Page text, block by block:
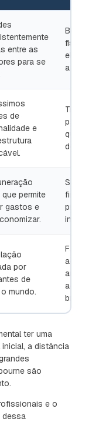
entre as
para se
Bem-estar
físico e
elevado
a estadia.
de
e
para
qualquer
do dia ou
permite
gastos e
financeira
projeto de
por
de
mundo.
Facilidade
ambiente
acolhedor
brasileiros.
ter uma
a distância
são
e o
dessa